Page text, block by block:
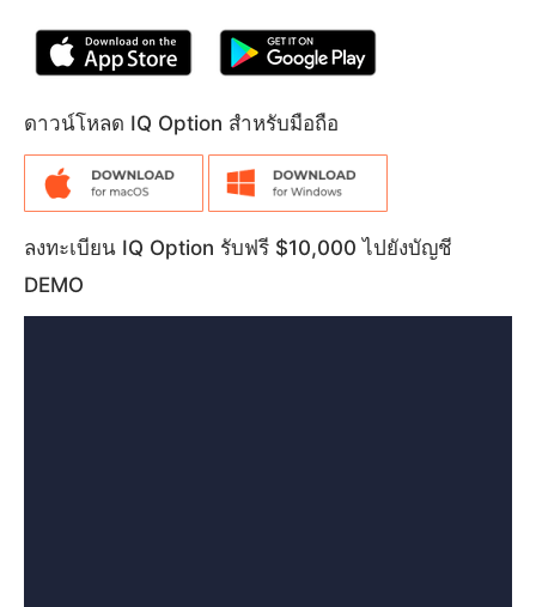
ดาวน์โหลด IQ Option สำหรับมือถือ
ลงทะเบียน IQ Option รับฟรี $10,000 ไปยังบัญชี
DEMO